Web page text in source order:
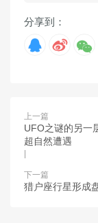
分享到：
上一篇
UFO之谜的另一
超自然遭遇
下一篇
猎户座行星形成